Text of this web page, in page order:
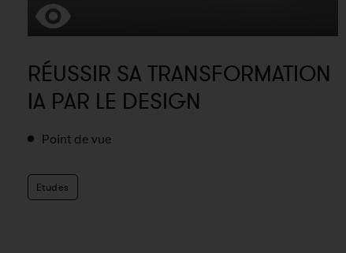
RÉUSSIR SA TRANSFORMATION
IA PAR LE DESIGN
Point de vue
Etudes